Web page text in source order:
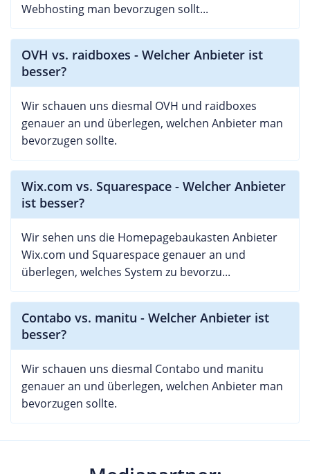
Webhosting man bevorzugen sollt...
OVH vs. raidboxes - Welcher Anbieter ist
besser?
Wir schauen uns diesmal OVH und raidboxes
genauer an und überlegen, welchen Anbieter man
bevorzugen sollte.
Wix.com vs. Squarespace - Welcher Anbieter
ist besser?
Wir sehen uns die Homepagebaukasten Anbieter
Wix.com und Squarespace genauer an und
überlegen, welches System zu bevorzu...
Contabo vs. manitu - Welcher Anbieter ist
besser?
Wir schauen uns diesmal Contabo und manitu
genauer an und überlegen, welchen Anbieter man
bevorzugen sollte.